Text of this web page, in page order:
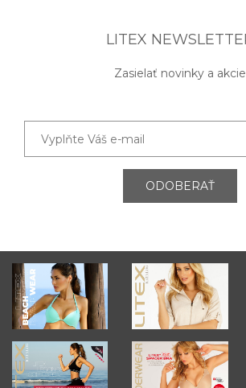
LITEX
Zasielať novinky a akcie
ODOBERAŤ